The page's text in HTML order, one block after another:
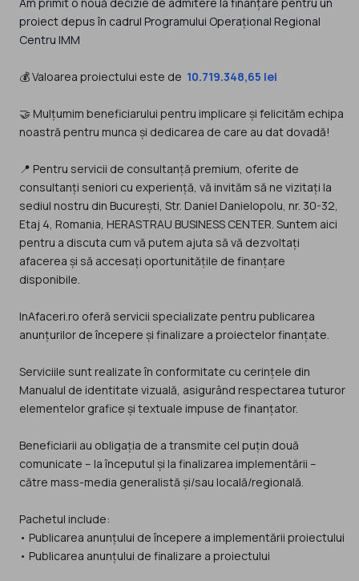
Am primit o nouă decizie de admitere la finanțare pentru un
proiect depus în cadrul Programului Operațional Regional
Centru IMM
💰 Valoarea proiectului este de 10.719.348,65 lei
🤝 Mulțumim beneficiarului pentru implicare și felicităm echipa
noastră pentru munca și dedicarea de care au dat dovadă!
📍 Pentru servicii de consultanță premium, oferite de
consultanți seniori cu experiență, vă invităm să ne vizitați la
sediul nostru din București, Str. Daniel Danielopolu, nr. 30-32,
Etaj 4, Romania, HERASTRAU BUSINESS CENTER. Suntem aici
pentru a discuta cum vă putem ajuta să vă dezvoltați
afacerea și să accesați oportunitățile de finanțare
disponibile.
InAfaceri.ro oferă servicii specializate pentru publicarea
anunțurilor de începere și finalizare a proiectelor finanțate.
Serviciile sunt realizate în conformitate cu cerințele din
Manualul de identitate vizuală, asigurând respectarea tuturor
elementelor grafice și textuale impuse de finanțator.
Beneficiarii au obligația de a transmite cel puțin două
comunicate – la începutul și la finalizarea implementării –
către mass-media generalistă și/sau locală/regională.
Pachetul include:
• Publicarea anunțului de începere a implementării proiectului
• Publicarea anunțului de finalizare a proiectului